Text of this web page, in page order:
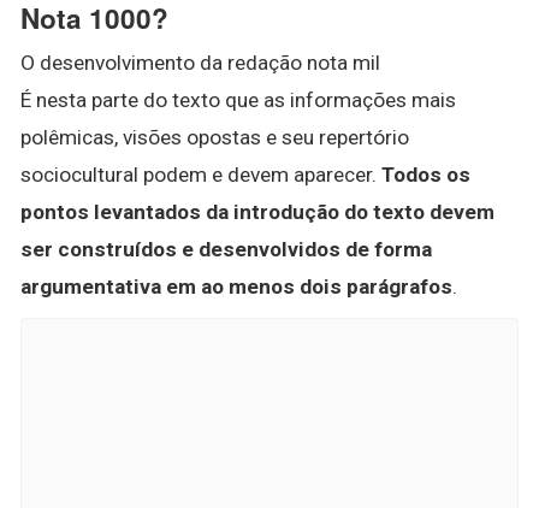
Nota 1000?
O desenvolvimento da redação nota mil
É nesta parte do texto que as informações mais
polêmicas, visões opostas e seu repertório
sociocultural podem e devem aparecer. Todos os
pontos levantados da introdução do texto devem
ser construídos e desenvolvidos de forma
argumentativa em ao menos dois parágrafos.